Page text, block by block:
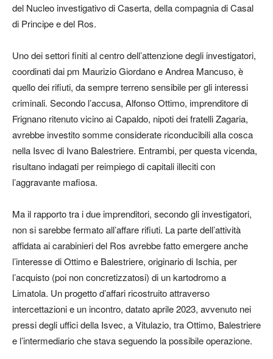
del Nucleo investigativo di Caserta, della compagnia di Casal
di Principe e del Ros.
Uno dei settori finiti al centro dell’attenzione degli investigatori,
coordinati dai pm Maurizio Giordano e Andrea Mancuso, è
quello dei rifiuti, da sempre terreno sensibile per gli interessi
criminali. Secondo l’accusa, Alfonso Ottimo, imprenditore di
Frignano ritenuto vicino ai Capaldo, nipoti dei fratelli Zagaria,
avrebbe investito somme considerate riconducibili alla cosca
nella Isvec di Ivano Balestriere. Entrambi, per questa vicenda,
risultano indagati per reimpiego di capitali illeciti con
l’aggravante mafiosa.
Ma il rapporto tra i due imprenditori, secondo gli investigatori,
non si sarebbe fermato all’affare rifiuti. La parte dell’attività
affidata ai carabinieri del Ros avrebbe fatto emergere anche
l’interesse di Ottimo e Balestriere, originario di Ischia, per
l’acquisto (poi non concretizzatosi) di un kartodromo a
Limatola. Un progetto d’affari ricostruito attraverso
intercettazioni e un incontro, datato aprile 2023, avvenuto nei
pressi degli uffici della Isvec, a Vitulazio, tra Ottimo, Balestriere
e l’intermediario che stava seguendo la possibile operazione.